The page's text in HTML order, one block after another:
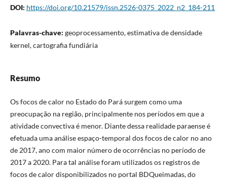
DOI: https://doi.org/10.21579/issn.2526-0375_2022_n2_184-211
Palavras-chave: geoprocessamento, estimativa de densidade
kernel, cartografia fundiária
Resumo
Os focos de calor no Estado do Pará surgem como uma
preocupação na região, principalmente nos períodos em que a
atividade convectiva é menor. Diante dessa realidade paraense é
efetuada uma análise espaço-temporal dos focos de calor no ano
de 2017, ano com maior número de ocorrências no período de
2017 a 2020. Para tal análise foram utilizados os registros de
focos de calor disponibilizados no portal BDQueimadas, do